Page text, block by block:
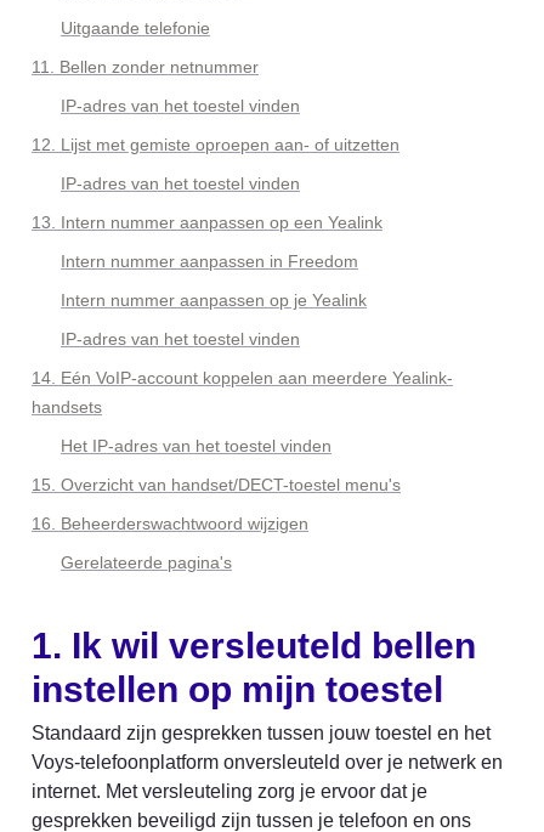
Uitgaande telefonie
11. Bellen zonder netnummer
IP-adres van het toestel vinden
12. Lijst met gemiste oproepen aan- of uitzetten
IP-adres van het toestel vinden
13. Intern nummer aanpassen op een Yealink
Intern nummer aanpassen in Freedom
Intern nummer aanpassen op je Yealink
IP-adres van het toestel vinden
14. Eén VoIP-account koppelen aan meerdere Yealink-
handsets
Het IP-adres van het toestel vinden
15. Overzicht van handset/DECT-toestel menu's
16. Beheerderswachtwoord wijzigen
Gerelateerde pagina's
1. Ik wil versleuteld bellen
instellen op mijn toestel
Standaard zijn gesprekken tussen jouw toestel en het
Voys-telefoonplatform onversleuteld over je netwerk en
internet. Met versleuteling zorg je ervoor dat je
gesprekken beveiligd zijn tussen je telefoon en ons